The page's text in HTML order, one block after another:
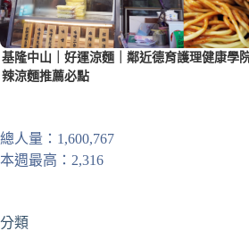
基隆中山｜好運涼麵｜鄰近德育護理健康學
辣涼麵推薦必點
總人量：1,600,767
本週最高：2,316
分類